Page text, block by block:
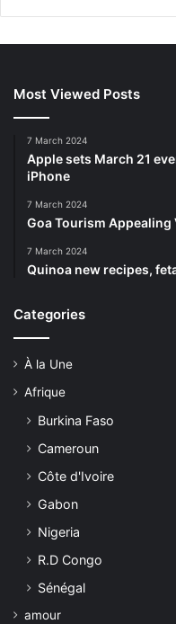
Most Viewed Posts
7 March 2024
Apple sets March 21
iPhone
7 March 2024
Goa Tourism
7 March 2024
Quinoa new recipes,
Categories
À la Une
Afrique
Burkina Faso
Cameroun
Côte d'Ivoire
Gabon
Nigeria
R.D Congo
Sénégal
amour